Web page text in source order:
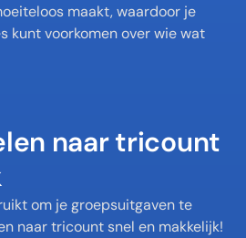
maakt, waardoor je
kunt voorkomen over wie wat
naar tricount
om je groepsuitgaven te
naar tricount snel en makkelijk!